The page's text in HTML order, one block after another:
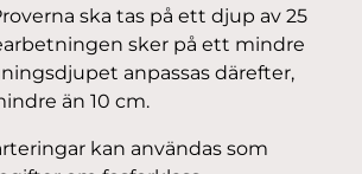
ska tas på ett djup av 25
sker på ett mindre
anpassas därefter,
än 10 cm.
kan användas som